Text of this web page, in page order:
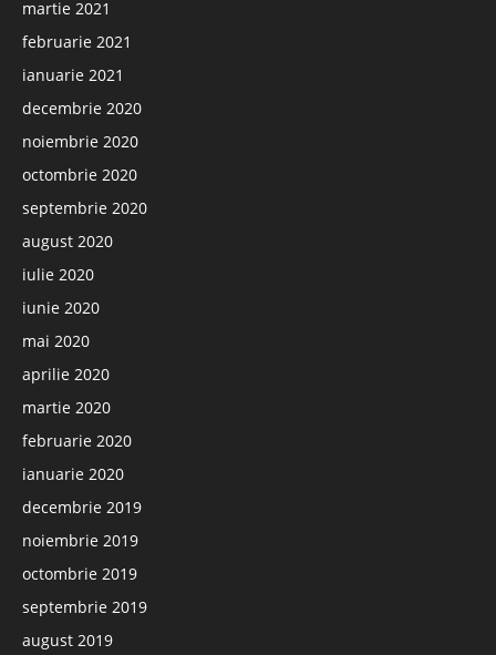
martie 2021
februarie 2021
ianuarie 2021
decembrie 2020
noiembrie 2020
octombrie 2020
septembrie 2020
august 2020
iulie 2020
iunie 2020
mai 2020
aprilie 2020
martie 2020
februarie 2020
ianuarie 2020
decembrie 2019
noiembrie 2019
octombrie 2019
septembrie 2019
august 2019